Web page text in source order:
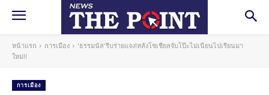
หน้าแรก การเมือง
'ธรรมนัส'รีบร่ายแจง!หลังโซเชียลจับโป๊ะไม่เนียนไปเรียนมา
ใหม่!!
การเมือง